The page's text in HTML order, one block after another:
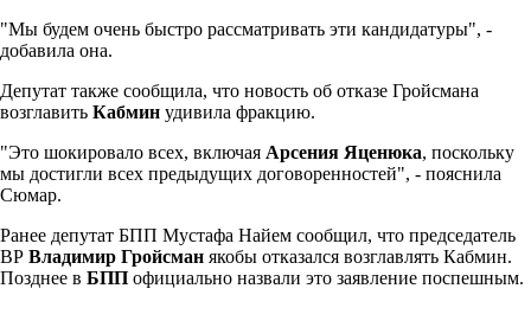
"Мы будем очень быстро рассматривать эти кандидатуры", -
добавила она.
Депутат также сообщила, что новость об отказе Гройсмана
возглавить Кабмин удивила фракцию.
"Это шокировало всех, включая Арсения Яценюка, поскольку
мы достигли всех предыдущих договоренностей", - пояснила
Сюмар.
Ранее депутат БПП Мустафа Найем сообщил, что председатель
ВР Владимир Гройсман якобы отказался возглавлять Кабмин.
Позднее в БПП официально назвали это заявление поспешным.